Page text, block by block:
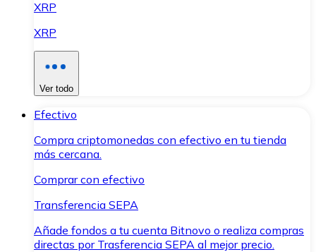
XRP
XRP
Ver todo
Efectivo
Compra criptomonedas con efectivo en tu tienda
más cercana.
Comprar con efectivo
Transferencia SEPA
Añade fondos a tu cuenta Bitnovo o realiza compras
directas por Trasferencia SEPA al mejor precio.